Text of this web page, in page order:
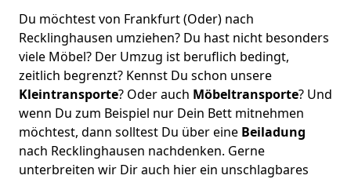
Du möchtest von Frankfurt (Oder) nach
Recklinghausen umziehen? Du hast nicht besonders
viele Möbel? Der Umzug ist beruflich bedingt,
zeitlich begrenzt? Kennst Du schon unsere
Kleintransporte? Oder auch Möbeltransporte? Und
wenn Du zum Beispiel nur Dein Bett mitnehmen
möchtest, dann solltest Du über eine Beiladung
nach Recklinghausen nachdenken. Gerne
unterbreiten wir Dir auch hier ein unschlagbares